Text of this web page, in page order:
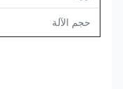
حجم الآلة